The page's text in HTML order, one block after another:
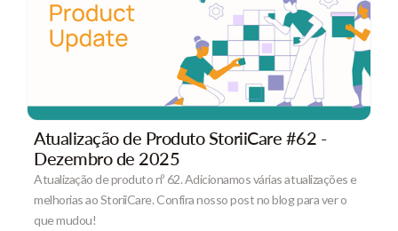
Atualização de Produto StoriiCare #62 -
Dezembro de 2025
Atualização de produto nº 62. Adicionamos várias atualizações e
melhorias ao StoriiCare. Confira nosso post no blog para ver o
que mudou!